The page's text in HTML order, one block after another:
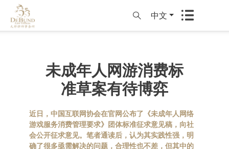
中文
未成年人网游消费标
准草案有待博弈
近日，中国互联网协会在官网公布了《未成年人网络
游戏服务消费管理要求》团体标准征求意见稿，向社
会公开征求意见。笔者通读后，认为其实践性强，明
确了很多亟需解决的问题，合理性也不差，但其中的